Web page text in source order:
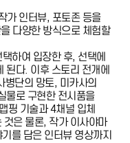
가 인터뷰, 포토존 등을
다양한 방식으로 체험할
하여 입장한 후, 선택에
된다. 이후 스토리 전개에
병단의 망토, 미카사의
물로 구현한 전시품을
핑 기술과 4채널 입체
것은 물론, 작가 이사야마
를 담은 인터뷰 영상까지